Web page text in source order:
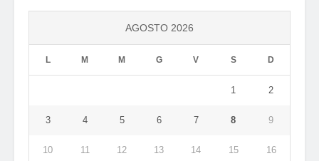
AGOSTO 2026
L M M G V S D
1 2
3 4 5 6 7 8 9
10 11 12 13 14 15 16